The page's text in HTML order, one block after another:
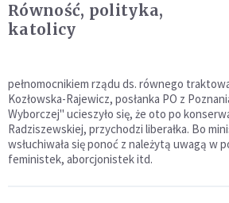
Równość, polityka,
katolicy
pełnomocnikiem rządu ds. równego
Kozłowska-Rajewicz, posłanka PO z
Wyborczej" ucieszyło się, że oto po
Radziszewskiej, przychodzi liberałka. Bo
wsłuchiwała się ponoć z należytą uwagą w
feministek, aborcjonistek itd.